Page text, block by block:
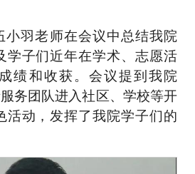
小羽老师在会议中总结我院
学子们近年在学术、志愿活
绩和收获。会议提到我院
务团队进入社区、学校等开
活动，发挥了我院学子们的